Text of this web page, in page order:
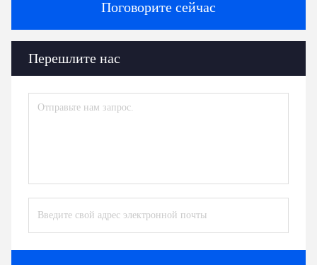
Поговорите сейчас
Перешлите нас